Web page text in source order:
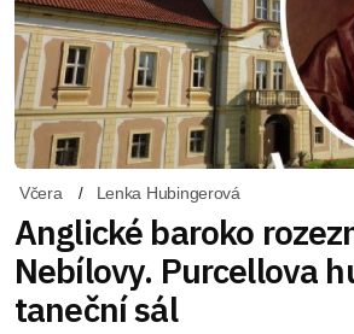
Včera Lenka Hubingerová
Anglické baroko
Nebílovy. Purcellova
taneční sál